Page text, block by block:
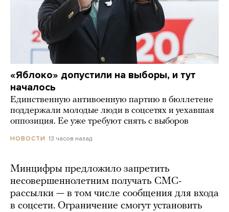
«Яблоко» допустили на выборы, и тут
началось
Единственную антивоенную партию в бюллетене
поддержали молодые люди в соцсетях и уехавшая
оппозиция. Ее уже требуют снять с выборов
НОВОСТИ 13 часов назад
Минцифры предложило запретить
несовершеннолетним получать СМС-
рассылки — в том числе сообщения для входа
в соцсети. Ограничение смогут установить